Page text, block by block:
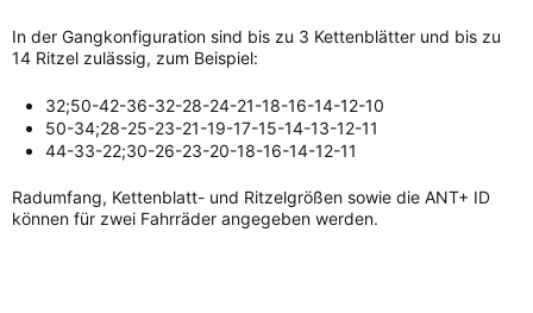
In der Gangkonfiguration sind bis zu 3 Kettenblätter und bis zu
14 Ritzel zulässig, zum Beispiel:
32;50-42-36-32-28-24-21-18-16-14-12-10
50-34;28-25-23-21-19-17-15-14-13-12-11
44-33-22;30-26-23-20-18-16-14-12-11
Radumfang, Kettenblatt- und Ritzelgrößen sowie die ANT+ ID
können für zwei Fahrräder angegeben werden.